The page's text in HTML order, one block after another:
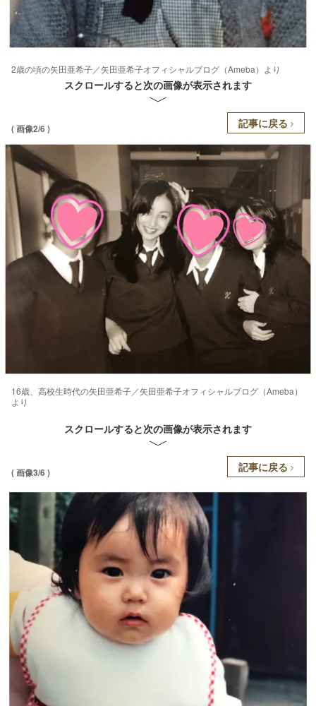
2歳の頃の矢田亜希子／矢田亜希子オフィシャルブログ（Ameba）より
スクロールすると次の画像が表示されます
( 画像2/6 ) 記事に戻る
16歳、高校生時代の矢田亜希子／矢田亜希子オフィシャルブログ（Ameba）
より
スクロールすると次の画像が表示されます
( 画像3/6 ) 記事に戻る